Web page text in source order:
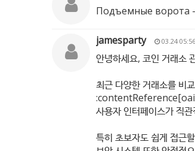
Подъемные ворота
jamesparty 03.24 05:56
안녕하세요, 코인 거래소
최근 다양한 거래소를 비
사용자 인터페이스가 직
특히 초보자도 쉽게 접근